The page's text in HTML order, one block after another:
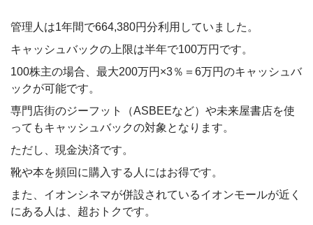
管理人は1年間で664,380円分利用していました。
キャッシュバックの上限は半年で100万円です。
100株主の場合、最大200万円×3％＝6万円のキャッシュバ
ックが可能です。
専門店街のジーフット（ASBEEなど）や未来屋書店を使
ってもキャッシュバックの対象となります。
ただし、現金決済です。
靴や本を頻回に購入する人にはお得です。
また、イオンシネマが併設されているイオンモールが近く
にある人は、超おトクです。